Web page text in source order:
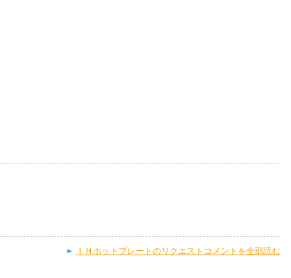
ＩＨホットプレートのリクエストコメントを全部読む